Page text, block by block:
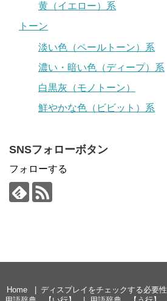
黄（イエロー）系
トーン
淡い色（ペールトーン）系
濃い・暗い色（ディープ）系
白黒灰（モノトーン）
鮮やかな色（ビビット）系
SNSフォローボタン
フォローする
Home ディスプレイをチェックする必要性